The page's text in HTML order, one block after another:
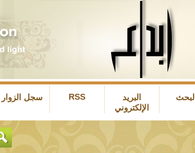
البحث
البريد
الإلكتروني
RSS سجل الزوار